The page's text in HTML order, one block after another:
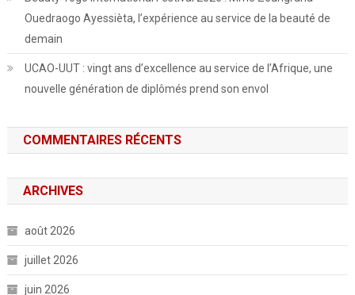
Ouedraogo Ayessièta, l’expérience au service de la beauté de
demain
UCAO-UUT : vingt ans d’excellence au service de l’Afrique, une
nouvelle génération de diplômés prend son envol
COMMENTAIRES RÉCENTS
ARCHIVES
août 2026
juillet 2026
juin 2026